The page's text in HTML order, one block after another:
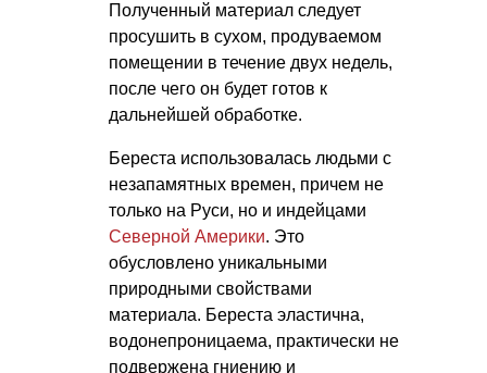
Полученный материал следует
просушить в сухом, продуваемом
помещении в течение двух недель,
после чего он будет готов к
дальнейшей обработке.
Береста использовалась людьми с
незапамятных времен, причем не
только на Руси, но и индейцами
Северной Америки. Это
обусловлено уникальными
природными свойствами
материала. Береста эластична,
водонепроницаема, практически не
подвержена гниению и